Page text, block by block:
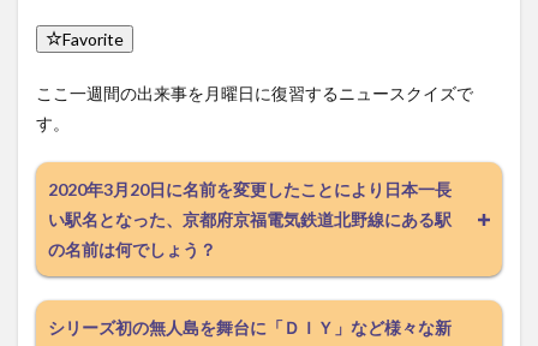
Favorite
ここ一週間の出来事を月曜日に復習するニュースクイズで
す。
2020年3月20日に名前を変更したことにより日本一長
い駅名となった、京都府京福電気鉄道北野線にある駅
の名前は何でしょう？
シリーズ初の無人島を舞台に「ＤＩＹ」など様々な新